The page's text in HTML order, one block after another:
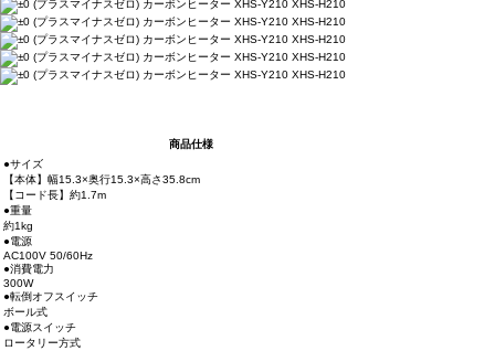
商品仕様
●サイズ
【本体】幅15.3×奥行15.3×高さ35.8cm
【コード長】約1.7m
●重量
約1kg
●電源
AC100V 50/60Hz
●消費電力
300W
●転倒オフスイッチ
ボール式
●電源スイッチ
ロータリー方式